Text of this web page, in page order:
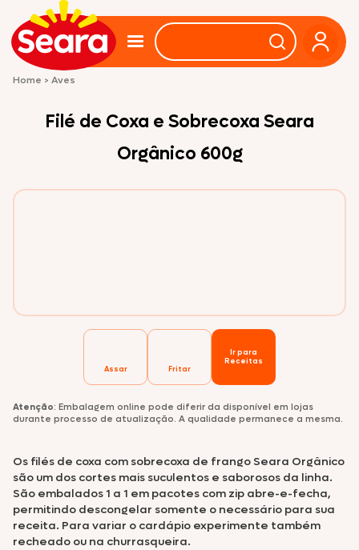
Home > Aves
Filé de Coxa e Sobrecoxa Seara
Orgânico 600g
Assar Fritar
Ir para
Receitas
Atenção: Embalagem online pode diferir da disponível em lojas
durante processo de atualização. A qualidade permanece a mesma.
Os filés de coxa com sobrecoxa de frango Seara Orgânico
são um dos cortes mais suculentos e saborosos da linha.
São embalados 1 a 1 em pacotes com zip abre-e-fecha,
permitindo descongelar somente o necessário para sua
receita. Para variar o cardápio experimente também
recheado ou na churrasqueira.